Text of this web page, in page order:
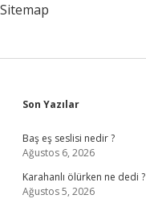
Sitemap
Sidebar
Son Yazılar
Baş eş seslisi nedir ?
Ağustos 6, 2026
Karahanlı ölürken ne dedi ?
Ağustos 5, 2026